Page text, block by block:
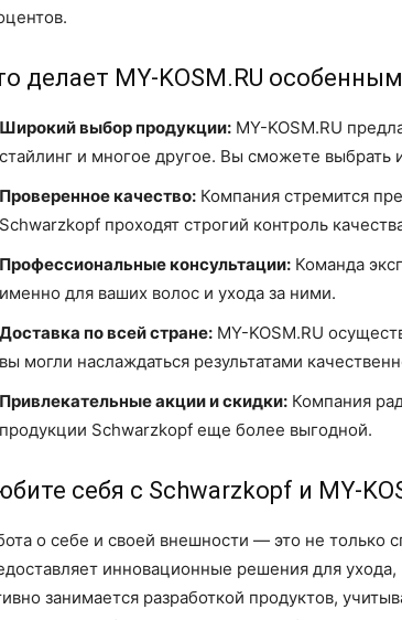
делает MY-KOSM.RU
Широкий выбор продукции: MY-KOSM.RU
стайлинг и многое другое. Вы сможете выбрать
Проверенное качество: Компания стремится
Schwarzkopf проходят строгий контроль
Профессиональные консультации: Команда
именно для ваших волос и ухода за ними.
Доставка по всей стране: MY-KOSM.RU
вы могли наслаждаться результатами
Привлекательные акции и скидки: Компания
продукции Schwarzkopf еще более выгодной.
себя с Schwarzkopf и MY-
о себе и своей внешности — это не только
инновационные решения для
занимается разработкой продуктов,